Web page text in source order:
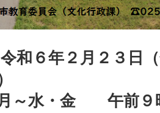
令和６年２月２３日
金 午前９時